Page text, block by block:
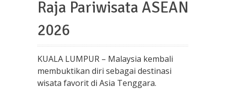
Raja Pariwisata ASEAN
2026
KUALA LUMPUR – Malaysia kembali
membuktikan diri sebagai destinasi
wisata favorit di Asia Tenggara.